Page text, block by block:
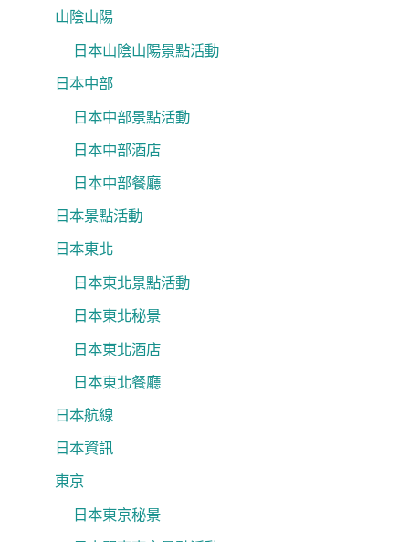
山陰山陽
日本山陰山陽景點活動
日本中部
日本中部景點活動
日本中部酒店
日本中部餐廳
日本景點活動
日本東北
日本東北景點活動
日本東北秘景
日本東北酒店
日本東北餐廳
日本航線
日本資訊
東京
日本東京秘景